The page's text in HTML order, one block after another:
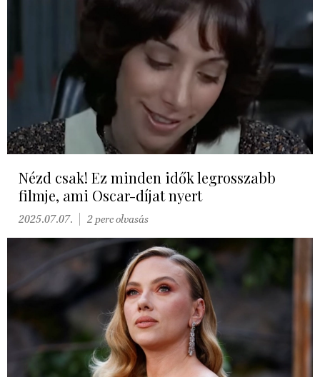
Nézd csak! Ez minden idők legrosszabb
filmje, ami Oscar-díjat nyert
2025.07.07. 2 perc olvasás